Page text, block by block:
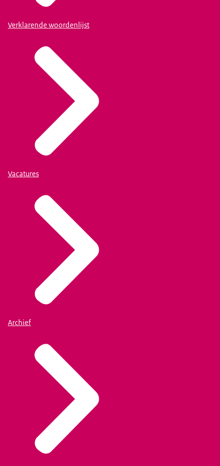
Verklarende woordenlijst
Vacatures
Archief